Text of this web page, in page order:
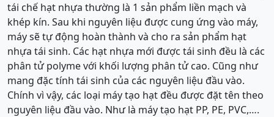
tái chế hạt nhựa thường là 1 sản phẩm liền mạch và
khép kín. Sau khi nguyên liệu được cung ứng vào máy,
máy sẽ tự động hoàn thành và cho ra sản phẩm hạt
nhựa tái sinh. Các hạt nhựa mới được tái sinh đều là các
phân tử polyme với khối lượng phân tử cao. Cũng như
mang đặc tính tái sinh của các nguyên liệu đầu vào.
Chính vì vậy, các loại máy tạo hạt đều được đặt tên theo
nguyên liệu đầu vào. Như là máy tạo hạt PP, PE, PVC,….